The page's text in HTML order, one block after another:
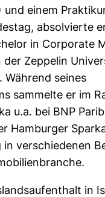
und einem
absolvierte
in Corporate
der Zeppelin
Während seines
sammelte er im
u.a. bei BNP
Hamburger
verschiedenen
in